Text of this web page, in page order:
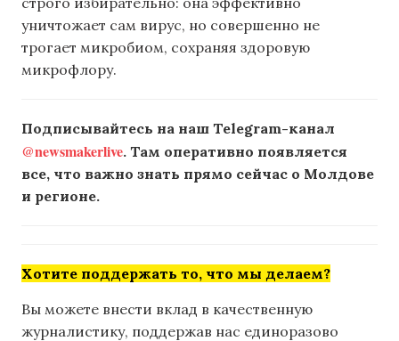
уничтожает сам вирус, но совершенно не
трогает микробиом, сохраняя здоровую
микрофлору.
Подписывайтесь на наш Telegram-канал
@newsmakerlive. Там оперативно появляется
все, что важно знать прямо сейчас о Молдове
и регионе.
Хотите поддержать то, что мы делаем?
Вы можете внести вклад в качественную
журналистику, поддержав нас единоразово